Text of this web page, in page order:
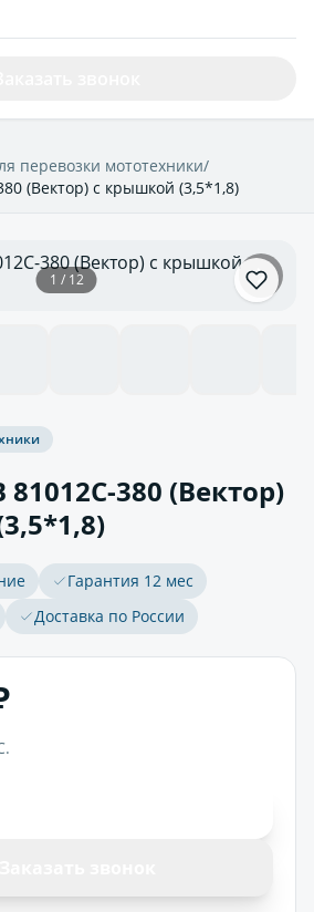
перевозки мототехники/
(Вектор) с крышкой (3,5*1,8)
1 / 12
380 (Вектор)
Гарантия 12 мес
Доставка по России